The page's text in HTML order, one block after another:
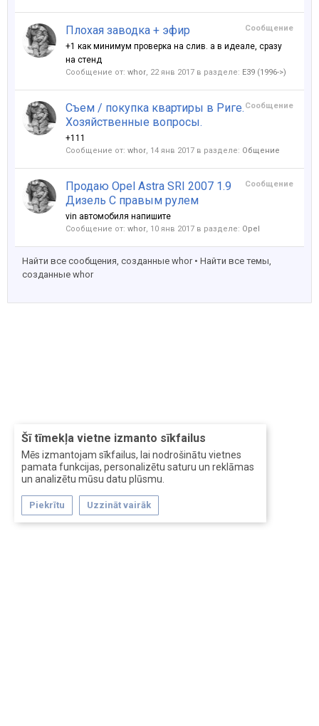
Šī tīmekļa vietne izmanto sīkfailus
Mēs izmantojam sīkfailus, lai nodrošinātu vietnes
pamata funkcijas, personalizētu saturu un reklāmas
un analizētu mūsu datu plūsmu.
Piekrītu Uzzināt vairāk
Сообщение
Плохая заводка + эфир
+1 как минимум проверка на слив. а в идеале, сразу
на стенд
Сообщение от: whor, 22 янв 2017 в разделе: E39 (1996->)
Сообщение
Съем / покупка квартиры в Риге.
Хозяйственные вопросы.
+111
Сообщение от: whor, 14 янв 2017 в разделе: Общение
Сообщение
Продаю Opel Astra SRI 2007 1.9
Дизель С правым рулем
vin автомобиля напишите
Сообщение от: whor, 10 янв 2017 в разделе: Opel
Найти все сообщения, созданные whor
Найти все темы,
созданные whor